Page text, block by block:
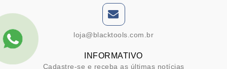
loja@blacktools.com.br
INFORMATIVO
Cadastre-se e receba as últimas notícias